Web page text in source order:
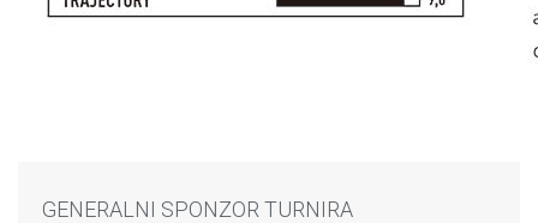
GENERALNI SPONZOR TURNIRA